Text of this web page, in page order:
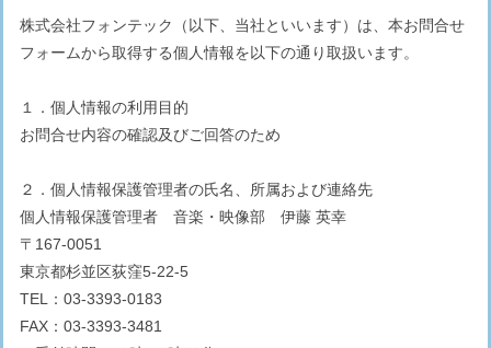
株式会社フォンテック（以下、当社といいます）は、本お問合せ
フォームから取得する個人情報を以下の通り取扱います。
１．個人情報の利用目的
お問合せ内容の確認及びご回答のため
２．個人情報保護管理者の氏名、所属および連絡先
個人情報保護管理者 音楽・映像部 伊藤 英幸
〒167-0051
東京都杉並区荻窪5-22-5
TEL：03-3393-0183
FAX：03-3393-3481